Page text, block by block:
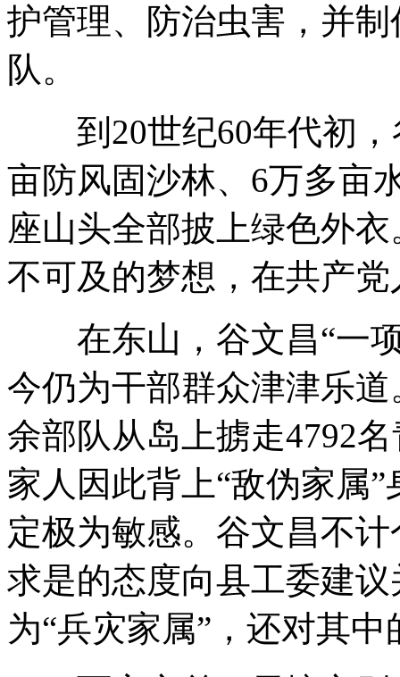
护管理、防治虫害，并
队。
到20世纪60年代初，
亩防风固沙林、6万多亩
座山头全部披上绿色外
不可及的梦想，在共产
在东山，谷文昌“一项
今仍为干部群众津津乐
余部队从岛上掳走4792
家人因此背上“敌伪家属
定极为敏感。谷文昌不
求是的态度向县工委建
为“兵灾家属”，还对其